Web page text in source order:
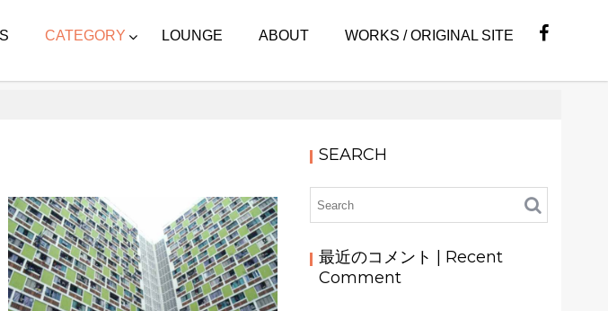
CATEGORY LOUNGE ABOUT WORKS / ORIGINAL SITE
SEARCH
最近のコメント | Recent
Comment